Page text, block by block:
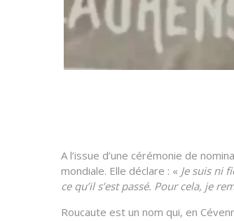
A l’issue d’une cérémonie de
mondiale. Elle déclare : « Je suis ni
ce qu’il s’est passé. Pour cela, je
Roucaute est un nom qui, en